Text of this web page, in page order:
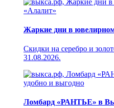
Жаркие дни в
Скидки на серебро и
31.08.2026.
Ломбард «РАНТЬЕ» в